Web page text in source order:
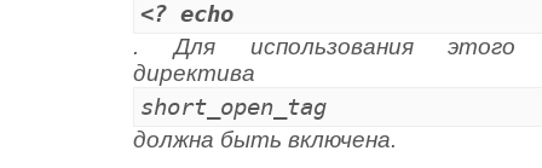
<? echo
. Для использования этого
директива
short_open_tag
должна быть включена.